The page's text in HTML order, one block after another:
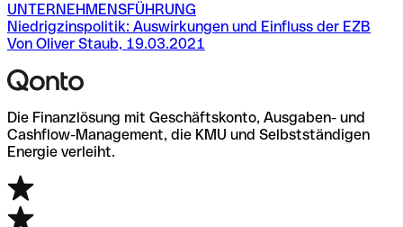
UNTERNEHMENSFÜHRUNG
Niedrigzinspolitik: Auswirkungen und Einfluss der EZB
Von Oliver Staub, 19.03.2021
Die Finanzlösung mit Geschäftskonto, Ausgaben- und
Cashflow-Management, die KMU und Selbstständigen
Energie verleiht.